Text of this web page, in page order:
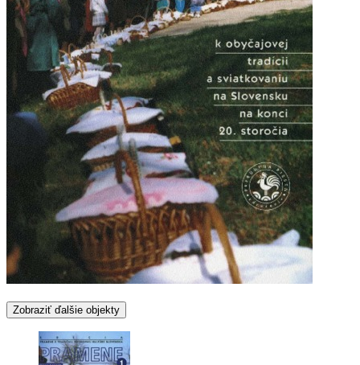
Zobraziť ďalšie objekty